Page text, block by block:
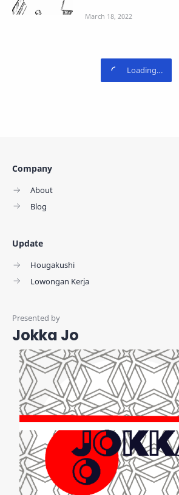
Jokka Jo
Company
About
Blog
Update
Hougakushi
Lowongan Kerja